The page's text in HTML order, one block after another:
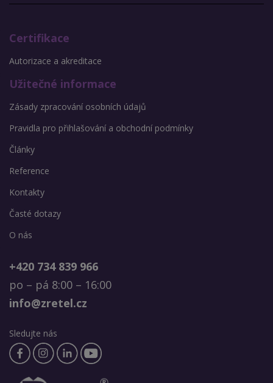
Certifikace
Autorizace a akreditace
Užitečné informace
Zásady zpracování osobních údajů
Pravidla pro přihlašování a obchodní podmínky
Články
Reference
Kontakty
Časté dotazy
O nás
+420 734 839 966
po – pá 8:00 – 16:00
info@zretel.cz
Sledujte nás